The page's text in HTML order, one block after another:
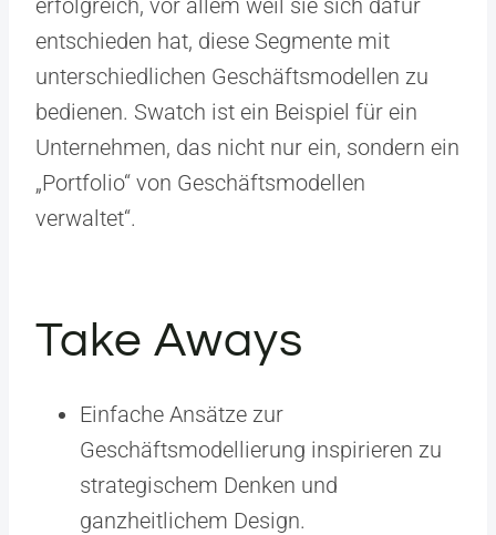
erfolgreich, vor allem weil sie sich dafür
entschieden hat, diese Segmente mit
unterschiedlichen Geschäftsmodellen zu
bedienen. Swatch ist ein Beispiel für ein
Unternehmen, das nicht nur ein, sondern ein
„Portfolio“ von Geschäftsmodellen
verwaltet“.
Take Aways
Einfache Ansätze zur
Geschäftsmodellierung inspirieren zu
strategischem Denken und
ganzheitlichem Design.